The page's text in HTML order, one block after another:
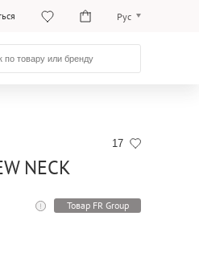
Рус
Қаз
17
NECK
Товар FR Group